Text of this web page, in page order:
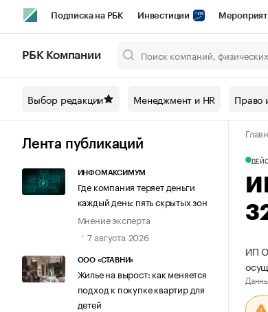
Подписка на РБК Инвестиции
Спецпроекты СПб Конференции СПб
Технологии и медиа Рынок
РБК Компании
Выбор редакции Менеджмент и HR Право
Лента публикаций
ИНФОМАКСИМУМ
Где компания теряет деньги
каждый день: пять скрытых зон
Мнение эксперта
7 августа 2026
ООО «СТАВНИ»
Жилье на вырост: как меняется
подход к покупке квартир для
детей
ИП